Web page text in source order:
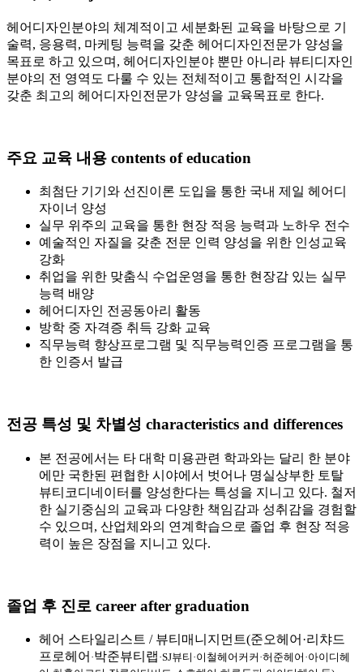
헤어디자인분야의 체계적이고 세분화된 교육을 바탕으로 기
술력, 응용력, 마케팅 능력을 갖춘 헤어디자인전문가 양성을
목표로 하고 있으며, 헤어디자인분야 뿐만 아니라 뷰티디자인
분야의 전 영역도 다룰 수 있는 전체적이고 통합적인 시각을
갖춘 최고의 헤어디자인전문가 양성을 교육목표로 한다.
주요 교육 내용 contents of education
최첨단 기기와 선진이론 도입을 통한 국내 제일 헤어디
자이너 양성
실무 위주의 교육을 통한 현장 적응 능력과 노하우 전수
예술적인 자질을 갖춘 전문 인력 양성을 위한 인성교육
강화
취업을 위한 맞춤식 수업운영을 통한 현장감 있는 실무
능력 배양
헤어디자인 전공동아리 활동
방학 중 자격증 취득 강화 교육
직무능력 향상프로그램 및 직무능력인증 프로그램을 통
한 인증서 발급
전공 특성 및 차별성 characteristics and differences
본 전공에서는 타 대학 미용관련 학과와는 달리 한 분야
에만 국한된 편협한 시야에서 벗어나 명실상부한 토탈
뷰티코디네이터를 양성한다는 특성을 지니고 있다. 철저
한 실기중심의 교육과 다양한 책임감과 성취감을 경험할
수 있으며, 산업체와의 연계학습으로 졸업 후 현장 적응
력이 높은 장점을 지니고 있다.
졸업 후 진로 career after graduation
헤어 스타일리스트 / 뷰티매니지먼트(준오헤어·리챠드
프로헤어 ·박준뷰티랩 ·SJ뷰티 ·이철헤어커커 ·허준헤어 ·아이디헤